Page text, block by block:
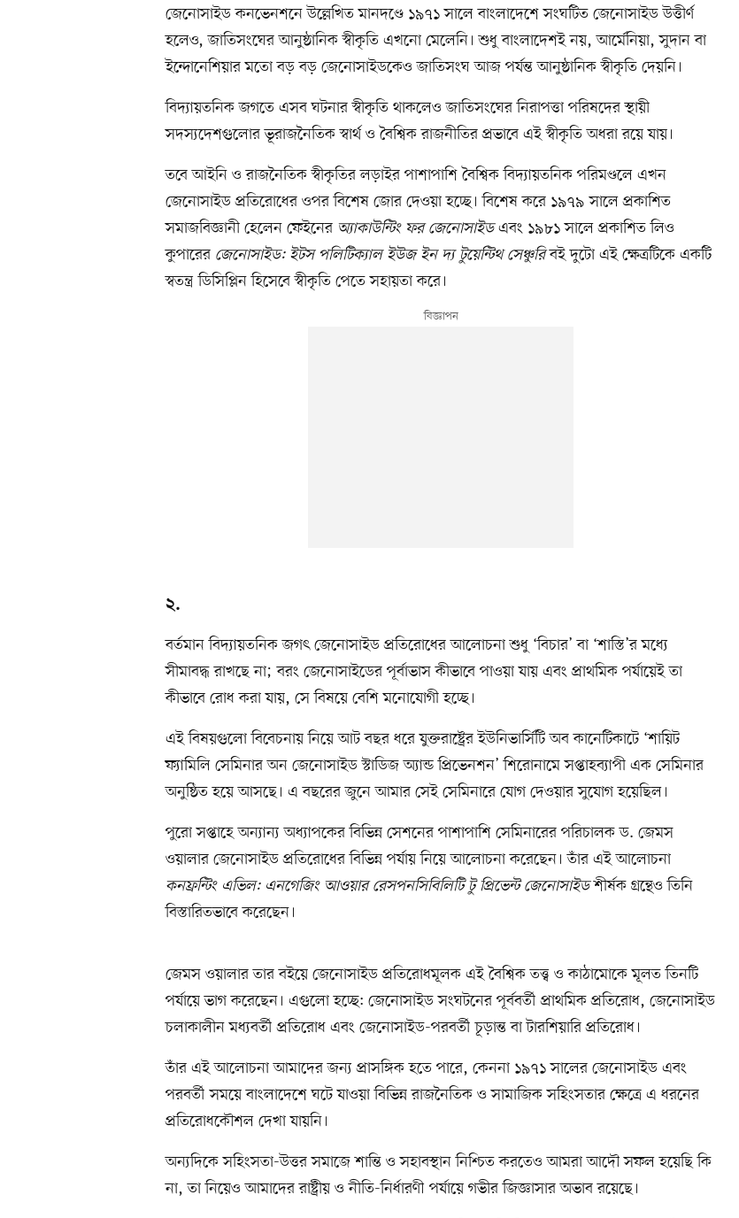
জেনোসাইড কনভেনশনে উল্লেখিত মানদণ্ডে ১৯৭১ সালে বাংলাদেশে সংঘটিত জেনোসাইড উত্তীর্ণ
হলেও, জাতিসংঘের আনুষ্ঠানিক স্বীকৃতি এখনো মেলেনি। শুধু বাংলাদেশই নয়, আর্মেনিয়া, সুদান বা
ইন্দোনেশিয়ার মতো বড় বড় জেনোসাইডকেও জাতিসংঘ আজ পর্যন্ত আনুষ্ঠানিক স্বীকৃতি দেয়নি।
বিদ্যায়তনিক জগতে এসব ঘটনার স্বীকৃতি থাকলেও জাতিসংঘের নিরাপত্তা পরিষদের স্থায়ী
সদস্যদেশগুলোর ভূরাজনৈতিক স্বার্থ ও বৈশ্বিক রাজনীতির প্রভাবে এই স্বীকৃতি অধরা রয়ে যায়।
তবে আইনি ও রাজনৈতিক স্বীকৃতির লড়াইর পাশাপাশি বৈশ্বিক বিদ্যায়তনিক পরিমণ্ডলে এখন
জেনোসাইড প্রতিরোধের ওপর বিশেষ জোর দেওয়া হচ্ছে। বিশেষ করে ১৯৭৯ সালে প্রকাশিত
সমাজবিজ্ঞানী হেলেন ফেইনের অ্যাকাউন্টিং ফর জেনোসাইডএবং ১৯৮১ সালে প্রকাশিত লিও
কুপারের জেনোসাইড: ইটস পলিটিক্যাল ইউজ ইন দ্য টুয়েন্টিথ সেঞ্চুরিবই দুটো এই ক্ষেত্রটিকে একটি
স্বতন্ত্র ডিসিপ্লিন হিসেবে স্বীকৃতি পেতে সহায়তা করে।
২.
বর্তমান বিদ্যায়তনিক জগৎ জেনোসাইড প্রতিরোধের আলোচনা শুধু ‘বিচার’ বা ‘শাস্তি’র মধ্যে
সীমাবদ্ধ রাখছে না; বরং জেনোসাইডের পূর্বাভাস কীভাবে পাওয়া যায় এবং প্রাথমিক পর্যায়েই তা
কীভাবে রোধ করা যায়, সে বিষয়ে বেশি মনোযোগী হচ্ছে।
এই বিষয়গুলো বিবেচনায় নিয়ে আট বছর ধরে যুক্তরাষ্ট্রের ইউনিভার্সিটি অব কানেটিকাটে ‘শায়িট
ফ্যামিলি সেমিনার অন জেনোসাইড স্টাডিজ অ্যান্ড প্রিভেনশন’ শিরোনামে সপ্তাহব্যাপী এক সেমিনার
অনুষ্ঠিত হয়ে আসছে। এ বছরের জুনে আমার সেই সেমিনারে যোগ দেওয়ার সুযোগ হয়েছিল।
পুরো সপ্তাহে অন্যান্য অধ্যাপকের বিভিন্ন সেশনের পাশাপাশি সেমিনারের পরিচালক ড. জেমস
ওয়ালার জেনোসাইড প্রতিরোধের বিভিন্ন পর্যায় নিয়ে আলোচনা করেছেন। তাঁর এই আলোচনা
কনফ্রন্টিং এভিল: এনগেজিং আওয়ার রেসপনসিবিলিটি টু প্রিভেন্ট জেনোসাইডশীর্ষক গ্রন্থেও তিনি
বিস্তারিতভাবে করেছেন।
জেমস ওয়ালার তার বইয়ে জেনোসাইড প্রতিরোধমূলক এই বৈশ্বিক তত্ত্ব ও কাঠামোকে মূলত তিনটি
পর্যায়ে ভাগ করেছেন। এগুলো হচ্ছে: জেনোসাইড সংঘটনের পূর্ববর্তী প্রাথমিক প্রতিরোধ, জেনোসাইড
চলাকালীন মধ্যবর্তী প্রতিরোধ এবং জেনোসাইড-পরবর্তী চূড়ান্ত বা টারশিয়ারি প্রতিরোধ।
তাঁর এই আলোচনা আমাদের জন্য প্রাসঙ্গিক হতে পারে, কেননা ১৯৭১ সালের জেনোসাইড এবং
পরবর্তী সময়ে বাংলাদেশে ঘটে যাওয়া বিভিন্ন রাজনৈতিক ও সামাজিক সহিংসতার ক্ষেত্রে এ ধরনের
প্রতিরোধকৌশল দেখা যায়নি।
অন্যদিকে সহিংসতা-উত্তর সমাজে শান্তি ও সহাবস্থান নিশ্চিত করতেও আমরা আদৌ সফল হয়েছি কি
না, তা নিয়েও আমাদের রাষ্ট্রীয় ও নীতি-নির্ধারণী পর্যায়ে গভীর জিজ্ঞাসার অভাব রয়েছে।